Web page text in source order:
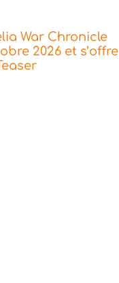
War Chronicle
2026 et s’offre